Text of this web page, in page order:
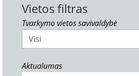
Vietos filtras
Tvarkymo vietos savivaldybė
Visi
Aktualumas